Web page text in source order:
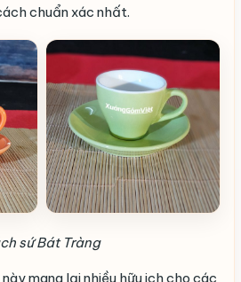
chuẩn xác nhất.
sứ Bát Tràng
mang lại nhiều hữu ich cho các